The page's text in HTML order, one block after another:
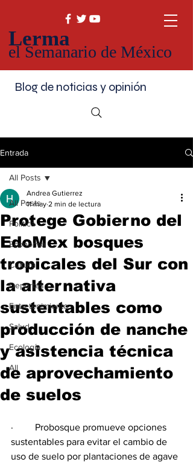
Lerma
el Semanario de México
Blog de noticias y opinión
Entrada
All Posts
Política
Economía
Cultura
Deportes
Entretenimiento
Salud
Ecología
All
All Posts
Protege Gobierno del
EdoMex bosques
tropicales del Sur con
la alternativa
sustentables como
producción de nanche
y asistencia técnica
de aprovechamiento
de suelos
Andrea Gutierrez
11 may 2 min de lectura
·         ⁠Probosque promueve opciones
sustentables para evitar el cambio de
uso de suelo por plantaciones de agave